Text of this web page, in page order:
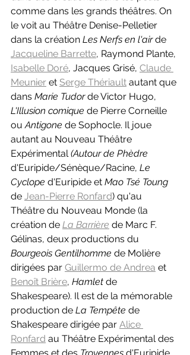
comme dans les grands théâtres. On
le voit au Théâtre Denise-Pelletier
dans la création Les Nerfs en l'air de
Jacqueline Barrette, Raymond Plante,
Isabelle Doré, Jacques Grisé, Claude
Meunier et Serge Thériault autant que
dans Marie Tudor de Victor Hugo,
L'Illusion comique de Pierre Corneille
ou Antigone de Sophocle. Il joue
autant au Nouveau Théâtre
Expérimental (Autour de Phèdre
d'Euripide/Sénèque/Racine, Le
Cyclope d'Euripide et Mao Tsé Toung
de Jean-Pierre Ronfard) qu'au
Théâtre du Nouveau Monde (la
création de La Barrière de Marc F.
Gélinas, deux productions du
Bourgeois Gentilhomme de Molière
dirigées par Guillermo de Andrea et
Benoît Brière, Hamlet de
Shakespeare). Il est de la mémorable
production de La Tempête de
Shakespeare dirigée par Alice
Ronfard au Théâtre Expérimental des
Femmes et des Troyennes d'Euripide